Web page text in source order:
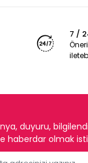
7 /
duyuru,
haberdar olmak